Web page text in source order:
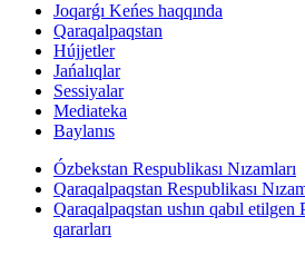
Joqarǵı Keńes haqqında
Qaraqalpaqstan
Hújjetler
Jańalıqlar
Sessiyalar
Mediateka
Baylanıs
Ózbekstan Respublikası Nızamları
Qaraqalpaqstan Respublikası
Qaraqalpaqstan ushın qabıl etilgen
qararları